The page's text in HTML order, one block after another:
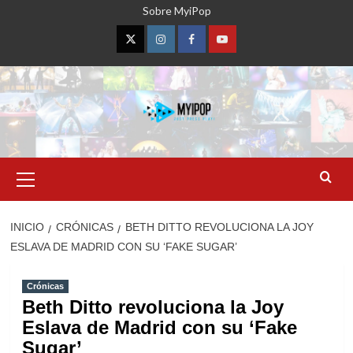
Sobre MyiPop
TwitterInstagramFacebookYouTube
primario
INICIO CRÓNICAS
BETH DITTO REVOLUCIONA LA JOY
ESLAVA DE MADRID CON SU ‘FAKE SUGAR’
Crónicas
Beth Ditto revoluciona la Joy
Eslava de Madrid con su ‘Fake
Sugar’